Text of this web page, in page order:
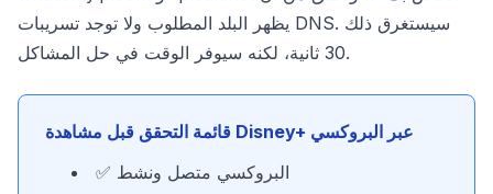
يظهر البلد المطلوب ولا توجد تسريبات DNS. سيستغرق ذلك
30 ثانية، لكنه سيوفر الوقت في حل المشاكل.
قائمة التحقق قبل مشاهدة Disney+ عبر البروكسي
✅ البروكسي متصل ونشط